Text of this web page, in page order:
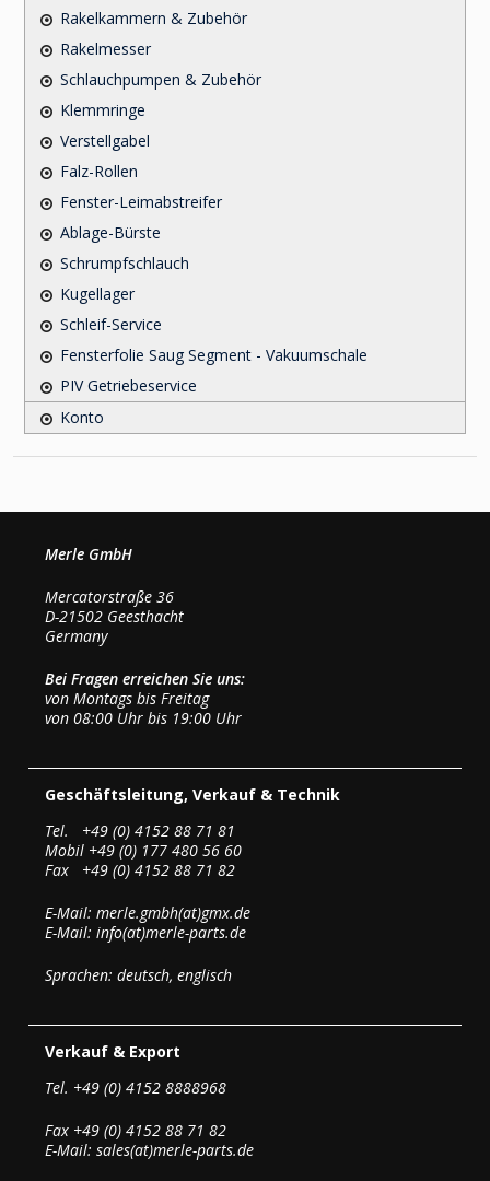
Rakelkammern & Zubehör
Rakelmesser
Schlauchpumpen & Zubehör
Klemmringe
Verstellgabel
Falz-Rollen
Fenster-Leimabstreifer
Ablage-Bürste
Schrumpfschlauch
Kugellager
Schleif-Service
Fensterfolie Saug Segment - Vakuumschale
PIV Getriebeservice
Konto
Merle GmbH
Mercatorstraße 36
D-21502 Geesthacht
Germany
Bei Fragen erreichen Sie uns:
von Montags bis Freitag
von 08:00 Uhr bis 19:00 Uhr
Geschäftsleitung, Verkauf & Technik
Tel. +49 (0) 4152 88 71 81
Mobil +49 (0) 177 480 56 60
Fax +49 (0) 4152 88 71 82
E-Mail: merle.gmbh(at)gmx.de
E-Mail: info(at)merle-parts.de
Sprachen: deutsch, englisch
Verkauf & Export
Tel. +49 (0) 4152 8888968
Fax +49 (0) 4152 88 71 82
E-Mail: sales(at)merle-parts.de